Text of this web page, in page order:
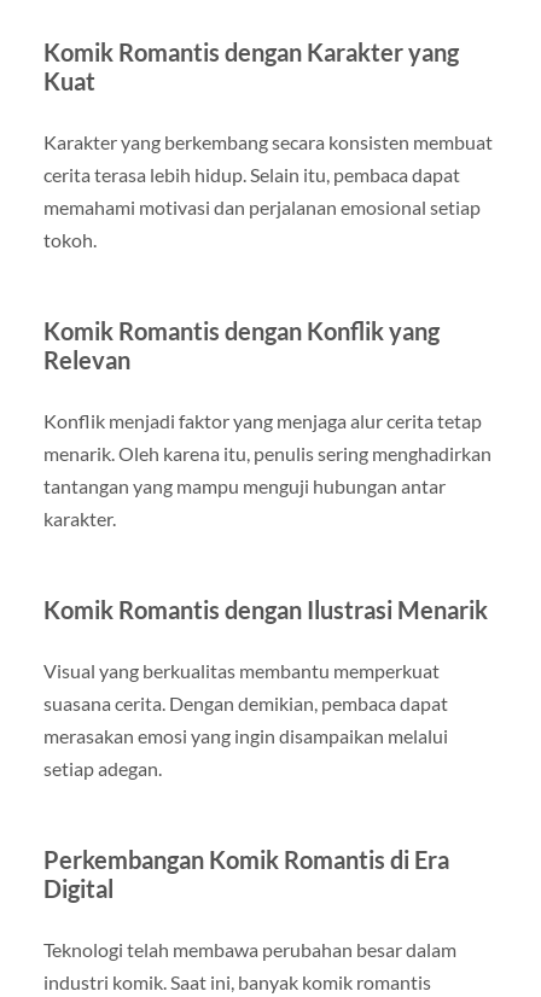
Komik Romantis dengan Karakter yang
Kuat
Karakter yang berkembang secara konsisten membuat
cerita terasa lebih hidup. Selain itu, pembaca dapat
memahami motivasi dan perjalanan emosional setiap
tokoh.
Komik Romantis dengan Konflik yang
Relevan
Konflik menjadi faktor yang menjaga alur cerita tetap
menarik. Oleh karena itu, penulis sering menghadirkan
tantangan yang mampu menguji hubungan antar
karakter.
Komik Romantis dengan Ilustrasi Menarik
Visual yang berkualitas membantu memperkuat
suasana cerita. Dengan demikian, pembaca dapat
merasakan emosi yang ingin disampaikan melalui
setiap adegan.
Perkembangan Komik Romantis di Era
Digital
Teknologi telah membawa perubahan besar dalam
industri komik. Saat ini, banyak komik romantis